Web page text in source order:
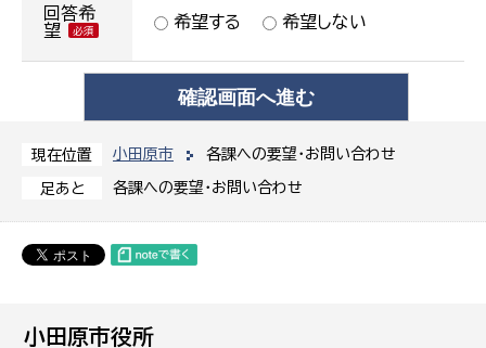
現在位置 小田原市 各課への要望・お問い合わせ
足あと 各課への要望・お問い合わせ
回答希
望
希望する 希望しない
小田原市役所